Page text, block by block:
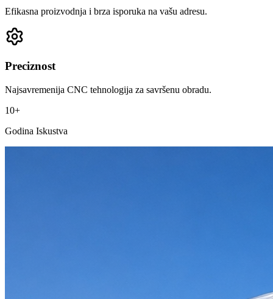
Efikasna proizvodnja i brza isporuka na vašu adresu.
Preciznost
Najsavremenija CNC tehnologija za savršenu obradu.
10+
Godina Iskustva